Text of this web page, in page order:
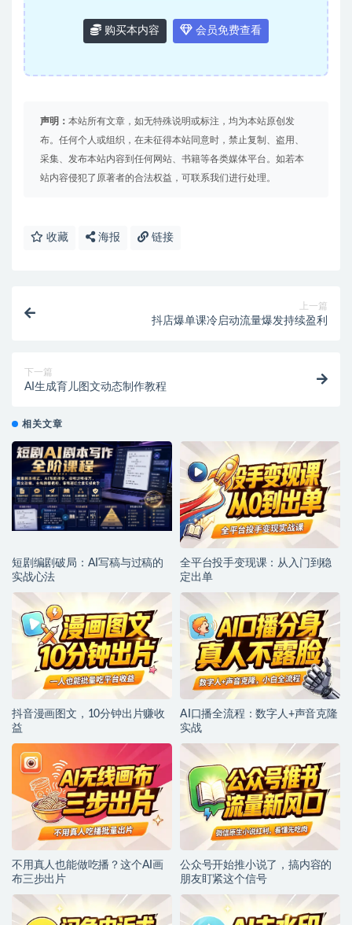
购买本内容 会员免费查看
声明： 本站所有文章，如无特殊说明或标注，均为本站原创发
布。任何个人或组织，在未征得本站同意时，禁止复制、盗用、
采集、发布本站内容到任何网站、书籍等各类媒体平台。如若本
站内容侵犯了原著者的合法权益，可联系我们进行处理。
收藏 海报 链接
上一篇
抖店爆单课冷启动流量爆发持续盈利
下一篇
AI生成育儿图文动态制作教程
相关文章
短剧编剧破局：AI写稿与过稿的
实战心法
全平台投手变现课：从入门到稳
定出单
抖音漫画图文，10分钟出片赚收
益
AI口播全流程：数字人+声音克隆
实战
不用真人也能做吃播？这个AI画
布三步出片
公众号开始推小说了，搞内容的
朋友盯紧这个信号